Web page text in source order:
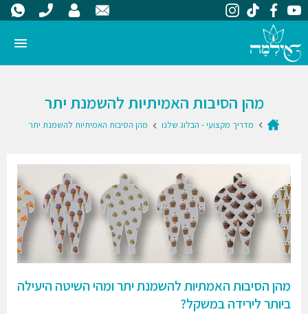
מהן הסיבות האמיתיות להשמנת יתר
מדריך מקצועי - הבלוג שלנו מהן הסיבות האמיתיות להשמנת יתר
מהן הסיבות האמתיות להשמנת יתר ומהי השיטה היעילה
ביותר לירידה במשקל?